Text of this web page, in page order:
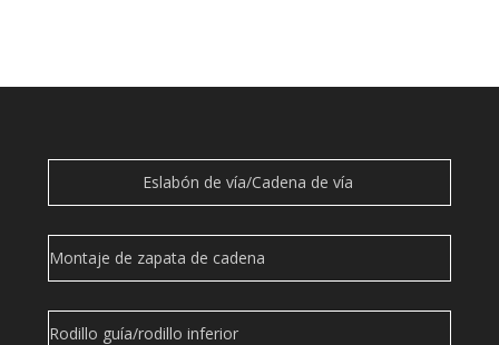
Eslabón de vía/Cadena de vía
Montaje de zapata de cadena
Rodillo guía/rodillo inferior